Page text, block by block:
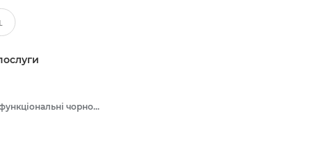
Багатофункціональні чорно-білі принтери